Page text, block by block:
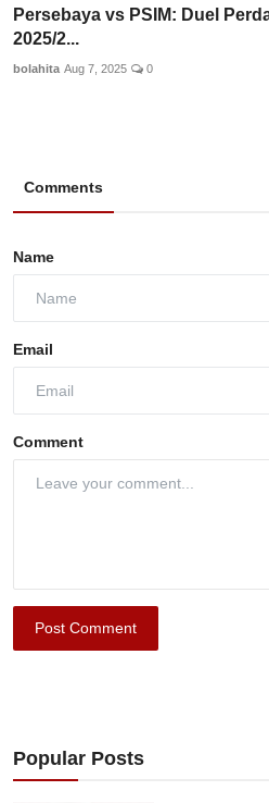
Persebaya vs PSIM: Duel
2025/2...
bolahita Aug 7, 2025 0
Comments
Name
Email
Comment
Post Comment
Popular Posts